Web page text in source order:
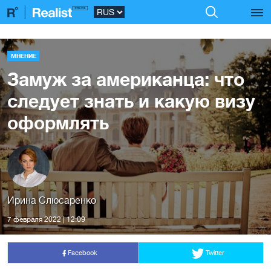
МНЕНИЕ
Замуж за американца: что
следует знать и какую визу
оформлять
Ирина Слюсаренко
7 февраля 2022 | 12:09
Facebook Twitter